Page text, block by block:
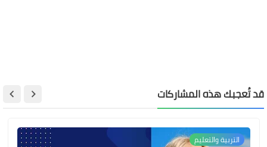
قد تُعجبك هذه المشاركات
التربية والتعليم